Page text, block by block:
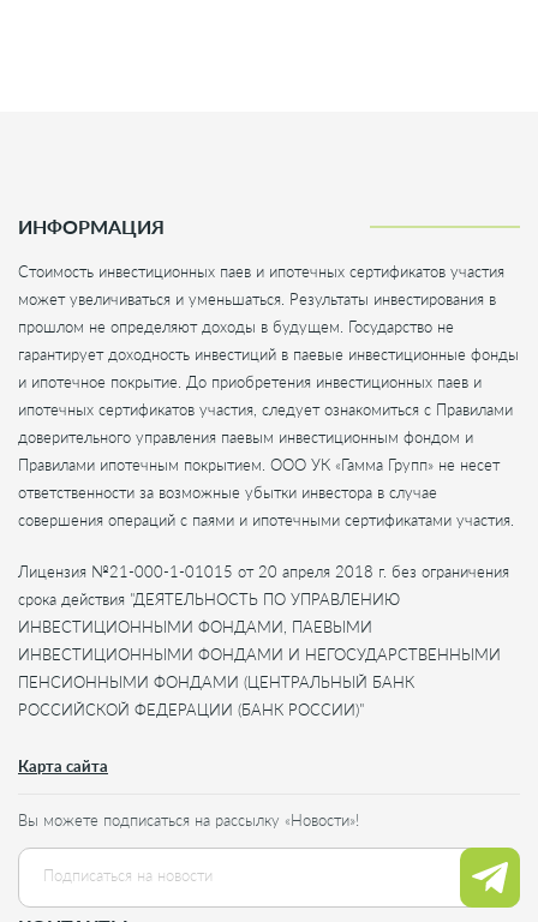
ИНФОРМАЦИЯ
Стоимость инвестиционных паев и ипотечных сертификатов участия
может увеличиваться и уменьшаться. Результаты инвестирования в
прошлом не определяют доходы в будущем. Государство не
гарантирует доходность инвестиций в паевые инвестиционные фонды
и ипотечное покрытие. До приобретения инвестиционных паев и
ипотечных сертификатов участия, следует ознакомиться с Правилами
доверительного управления паевым инвестиционным фондом и
Правилами ипотечным покрытием. ООО УК «Гамма Групп» не несет
ответственности за возможные убытки инвестора в случае
совершения операций с паями и ипотечными сертификатами участия.
Лицензия №21-000-1-01015 от 20 апреля 2018 г. без ограничения
срока действия "ДЕЯТЕЛЬНОСТЬ ПО УПРАВЛЕНИЮ
ИНВЕСТИЦИОННЫМИ ФОНДАМИ, ПАЕВЫМИ
ИНВЕСТИЦИОННЫМИ ФОНДАМИ И НЕГОСУДАРСТВЕННЫМИ
ПЕНСИОННЫМИ ФОНДАМИ (ЦЕНТРАЛЬНЫЙ БАНК
РОССИЙСКОЙ ФЕДЕРАЦИИ (БАНК РОССИИ)"
Карта сайта
Вы можете подписаться на рассылку «Новости»!